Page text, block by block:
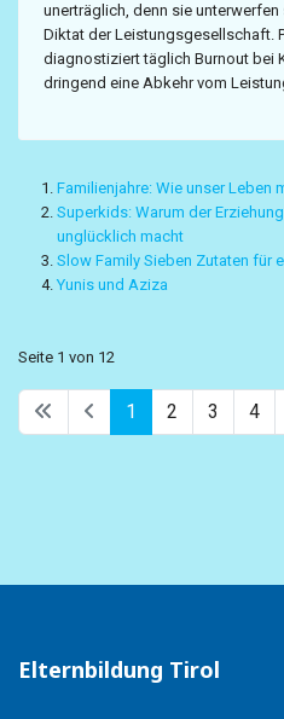
unerträglich, denn sie
Diktat der Leistungsgesellschaft.
diagnostiziert täglich Burnout bei
dringend eine Abkehr vom
Familienjahre: Wie unser Leben
Superkids: Warum der
unglücklich macht
Slow Family Sieben Zutaten für
Yunis und Aziza
Seite 1 von 12
1 2 3 4
Elternbildung Tirol